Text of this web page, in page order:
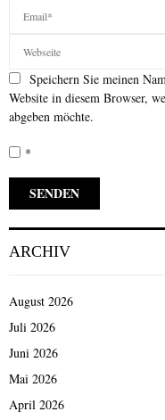
Speichern Sie meinen
Website in diesem Browser,
abgeben möchte.
*
ARCHIV
August 2026
Juli 2026
Juni 2026
Mai 2026
April 2026